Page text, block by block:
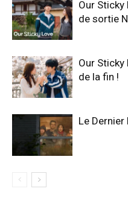
Our Sticky
de sortie
Our Sticky
de la fin !
Le Dernier